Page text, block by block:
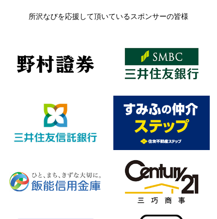
所沢なびを応援して頂いているスポンサーの皆様